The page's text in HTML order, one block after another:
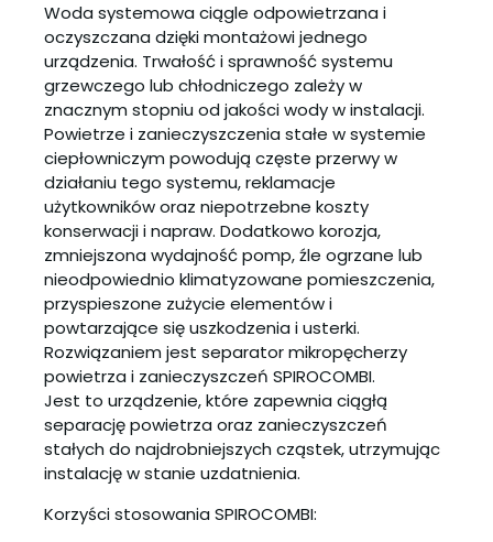
Woda systemowa ciągle odpowietrzana i
oczyszczana dzięki montażowi jednego
urządzenia. Trwałość i sprawność systemu
grzewczego lub chłodniczego zależy w
znacznym stopniu od jakości wody w instalacji.
Powietrze i zanieczyszczenia stałe w systemie
ciepłowniczym powodują częste przerwy w
działaniu tego systemu, reklamacje
użytkowników oraz niepotrzebne koszty
konserwacji i napraw. Dodatkowo korozja,
zmniejszona wydajność pomp, źle ogrzane lub
nieodpowiednio klimatyzowane pomieszczenia,
przyspieszone zużycie elementów i
powtarzające się uszkodzenia i usterki.
Rozwiązaniem jest separator mikropęcherzy
powietrza i zanieczyszczeń SPIROCOMBI.
Jest to urządzenie, które zapewnia ciągłą
separację powietrza oraz zanieczyszczeń
stałych do najdrobniejszych cząstek, utrzymując
instalację w stanie uzdatnienia.
Korzyści stosowania SPIROCOMBI: